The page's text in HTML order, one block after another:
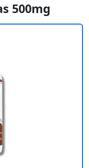
500mg